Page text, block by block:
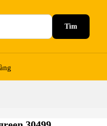
Tìm